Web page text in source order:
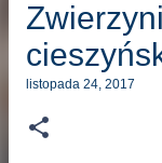
listopada 24, 2017